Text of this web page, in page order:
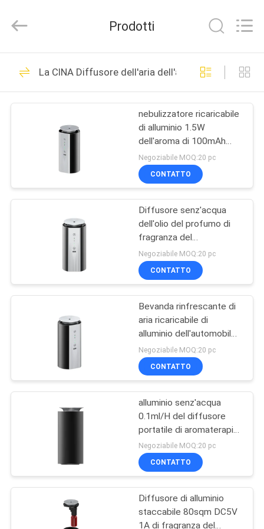
CASA
PRODOTTI
GIRO
FABBRICA
CONTROLLO
DI
QUALITÀ
CONTATTICI
RICHIEDA
UNA
SHOPPING
ONLINE
Industrial
Rights
Macchina dell'aria
del profumo
140
Macchina del
diffusore del
profumo
89
Diffusore dell'aroma
dell'aria
Olio profumato della
collezione dell'hotel
Prodotti
La CINA Diffusore dell'aria dell'automobile
nebulizzatore ricaricabile
di alluminio 1.5W
dell'aroma di 100mAh
PBT senz'acqua
Negoziabile MOQ:20 pc
CONTATTO
Diffusore senz'acqua
dell'olio del profumo di
fragranza del
nebulizzatore 100mA di
PBT 1.5W
dell'automobile
Negoziabile MOQ:20 pc
CONTATTO
Bevanda rinfrescante di
aria ricaricabile di
alluminio dell'automobile
del diffusore 100mA del
profumo dell'automobile
di DC5V pp PBT
Negoziabile MOQ:20 pc
CONTATTO
alluminio senz'acqua
0.1ml/H del diffusore
portatile di aromaterapia
di 100mA pp PBT
Negoziabile MOQ:20 pc
CONTATTO
Diffusore di alluminio
staccabile 80sqm DC5V
1A di fragranza del